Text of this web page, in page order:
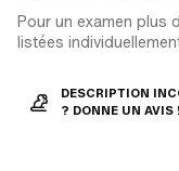
Pour un examen plus
listées
DESCRIPTION
? DONNE UN AVIS !